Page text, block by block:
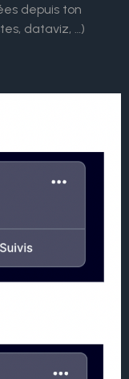
depuis ton
dataviz, …)